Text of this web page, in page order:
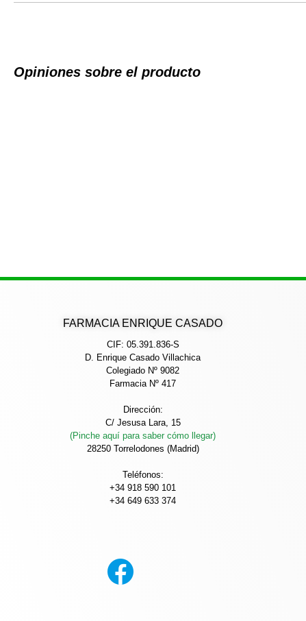
Opiniones sobre el producto
FARMACIA ENRIQUE CASADO
CIF: 05.391.836-S
D. Enrique Casado Villachica
Colegiado Nº 9082
Farmacia Nº 417
Dirección:
C/ Jesusa Lara, 15
(Pinche aquí para saber cómo llegar)
28250 Torrelodones (Madrid)
Teléfonos:
+34 918 590 101
+34 649 633 374